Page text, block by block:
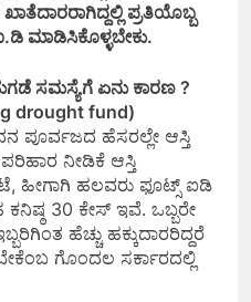
ಪ್ರತಿಯೊಬ್ಬ
ಮಾಡಿಸಿಕೊಳ್ಳಬೇಕು.
ಸಮಸ್ಯೆಗೆ ಏನು ಕಾರಣ ?
drought fund)
ಪೂರ್ವಜದ ಹೆಸರಲ್ಲೇ ಆಸ್ತಿ
ನೀಡಿಕೆ ಆಸ್ತಿ
ಹೀಗಾಗಿ ಹಲವರು ಫೂಟ್ಸ್ ಐಡಿ
ಕನಿಷ್ಠ 30 ಕೇಸ್ ಇವೆ. ಒಬ್ಬರೇ
ಹೆಚ್ಚು ಹಕ್ಕುದಾರರಿದ್ದರೆ
ಗೊಂದಲ ಸರ್ಕಾರದಲ್ಲಿ